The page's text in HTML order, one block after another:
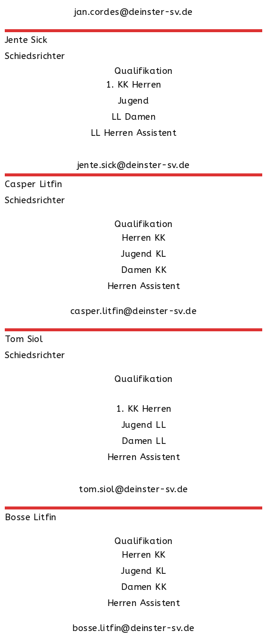
jan.cordes@deinster-sv.de
Jente Sick
Schiedsrichter
Qualifikation
1. KK Herren
Jugend
LL Damen
LL Herren Assistent
jente.sick@deinster-sv.de
Casper Litfin
Schiedsrichter
Qualifikation
Herren KK
Jugend KL
Damen KK
Herren Assistent
casper.litfin@deinster-sv.de
Tom Siol
Schiedsrichter
Qualifikation
1. KK Herren
Jugend LL
Damen LL
Herren Assistent
tom.siol@deinster-sv.de
Bosse Litfin
Qualifikation
Herren KK
Jugend KL
Damen KK
Herren Assistent
bosse.litfin@deinster-sv.de